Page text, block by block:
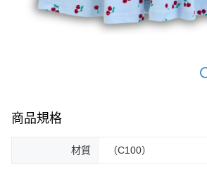
商品規格
材質 （C100）